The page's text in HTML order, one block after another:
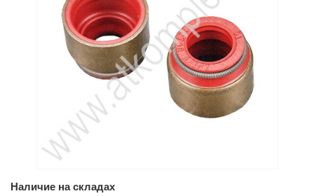
Наличие на складах